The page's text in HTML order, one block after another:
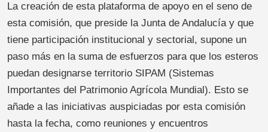
La creación de esta plataforma de apoyo en el seno de
esta comisión, que preside la Junta de Andalucía y que
tiene participación institucional y sectorial, supone un
paso más en la suma de esfuerzos para que los esteros
puedan designarse territorio SIPAM (Sistemas
Importantes del Patrimonio Agrícola Mundial). Esto se
añade a las iniciativas auspiciadas por esta comisión
hasta la fecha, como reuniones y encuentros